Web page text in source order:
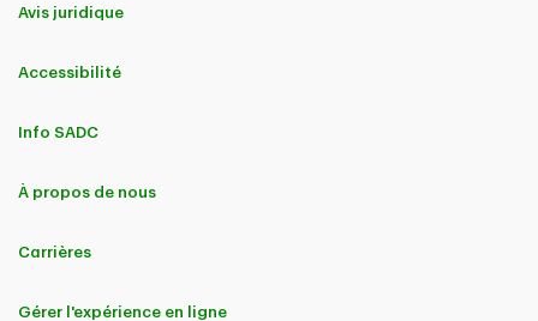
Avis juridique
Accessibilité
Info SADC
À propos de nous
Carrières
Gérer l'expérience en ligne